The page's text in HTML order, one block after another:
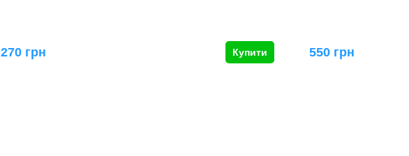
270 грн Купити 550 грн